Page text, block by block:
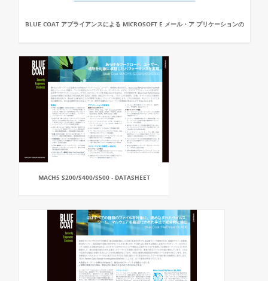
BLUE COAT アプライアンスによる MICROSOFT E メール・ア プリケーションの
MACH5 S200/S400/S500 - DATASHEET